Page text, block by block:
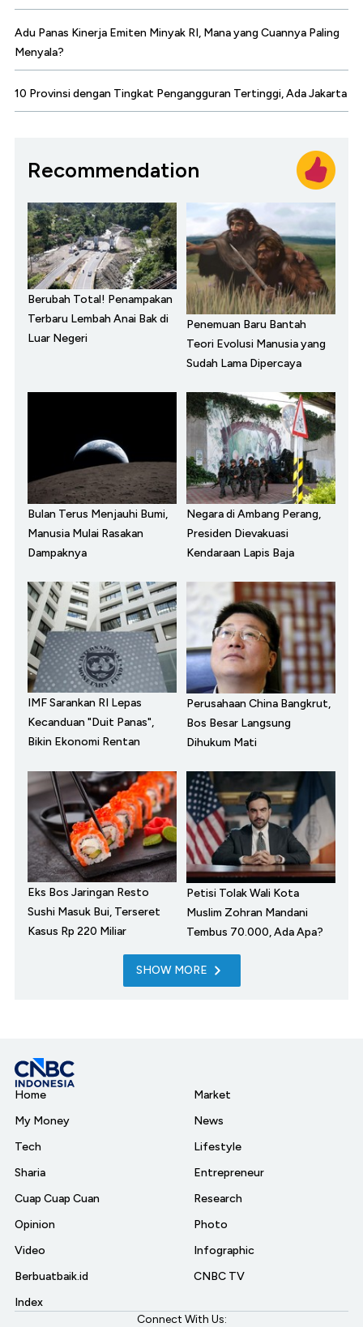
Adu Panas Kinerja Emiten Minyak RI, Mana yang Cuannya Paling
Menyala?
10 Provinsi dengan Tingkat Pengangguran Tertinggi, Ada Jakarta
Recommendation
Berubah Total! Penampakan
Terbaru Lembah Anai Bak di
Luar Negeri
Penemuan Baru Bantah
Teori Evolusi Manusia yang
Sudah Lama Dipercaya
Bulan Terus Menjauhi Bumi,
Manusia Mulai Rasakan
Dampaknya
Negara di Ambang Perang,
Presiden Dievakuasi
Kendaraan Lapis Baja
IMF Sarankan RI Lepas
Kecanduan "Duit Panas",
Bikin Ekonomi Rentan
Perusahaan China Bangkrut,
Bos Besar Langsung
Dihukum Mati
Eks Bos Jaringan Resto
Sushi Masuk Bui, Terseret
Kasus Rp 220 Miliar
Petisi Tolak Wali Kota
Muslim Zohran Mandani
Tembus 70.000, Ada Apa?
SHOW MORE
Home
My Money
Tech
Sharia
Cuap Cuap Cuan
Opinion
Video
Berbuatbaik.id
Index
Market
News
Lifestyle
Entrepreneur
Research
Photo
Infographic
CNBC TV
Connect With Us: